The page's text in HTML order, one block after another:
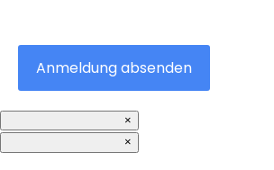
Anmeldung absenden
×
×